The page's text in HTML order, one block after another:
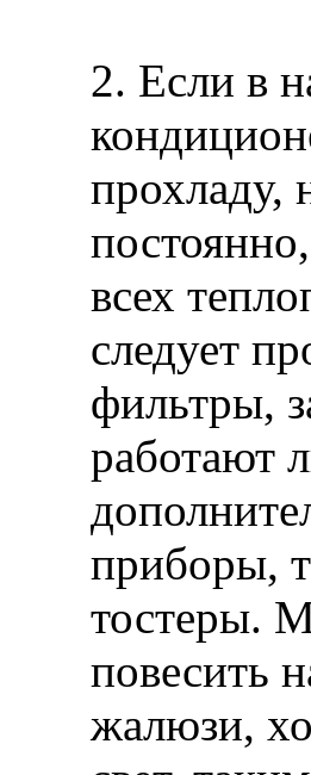
2. Если в
прохладу,
всех
следует
фильтры,
работают
приборы,
тостеры.
повесить
жалюзи,